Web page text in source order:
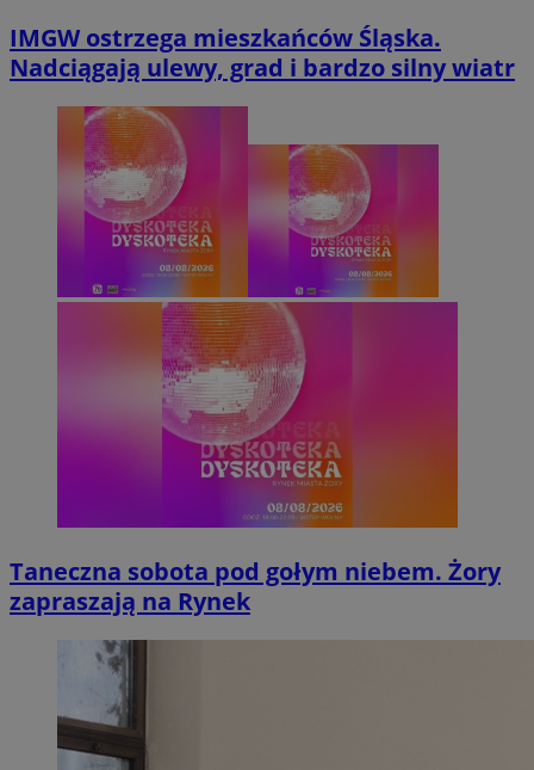
IMGW ostrzega mieszkańców Śląska.
Nadciągają ulewy, grad i bardzo silny wiatr
Taneczna sobota pod gołym niebem. Żory
zapraszają na Rynek